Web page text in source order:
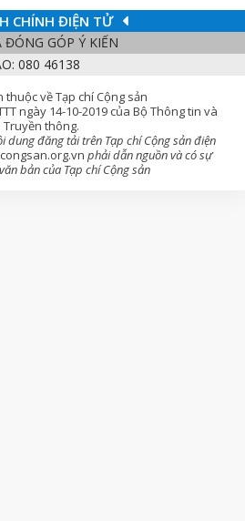
CHÍNH ĐIỆN TỬ
ĐÓNG GÓP Ý KIẾN
080 46138
thuộc về Tạp chí Cộng sản
ngày 14-10-2019 của Bộ Thông tin và
Truyền thông.
dung đăng tải trên Tạp chí Cộng sản điện
phải dẫn nguồn và có sự
bản của Tạp chí Cộng sản